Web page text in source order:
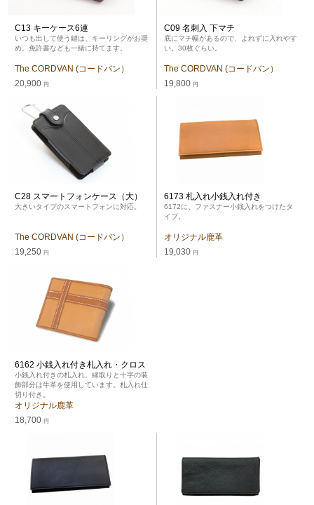
C13 キーケース6連
いつも出して使う鍵は、キーリングがお奨
め。免許書なども一緒に持てます。
The CORDVAN (コードバン）
20,900 円
C09 名刺入 下マチ
底にマチ幅があるので、よれずに入れやす
い。30枚ぐらい。
The CORDVAN (コードバン）
19,800 円
C28 スマートフォンケース（大）
大きいタイプのスマートフォンに対応。
The CORDVAN (コードバン）
19,250 円
6173 札入れ小銭入れ付き
6172に、ファスナー小銭入れをつけたタ
イプ。
オリジナル鹿革
19,030 円
6162 小銭入れ付き札入れ・クロス
小銭入れ付きの札入れ。縁取りと十字の装
飾部分は牛革を使用しています。札入れ仕
切り付き。
オリジナル鹿革
18,700 円